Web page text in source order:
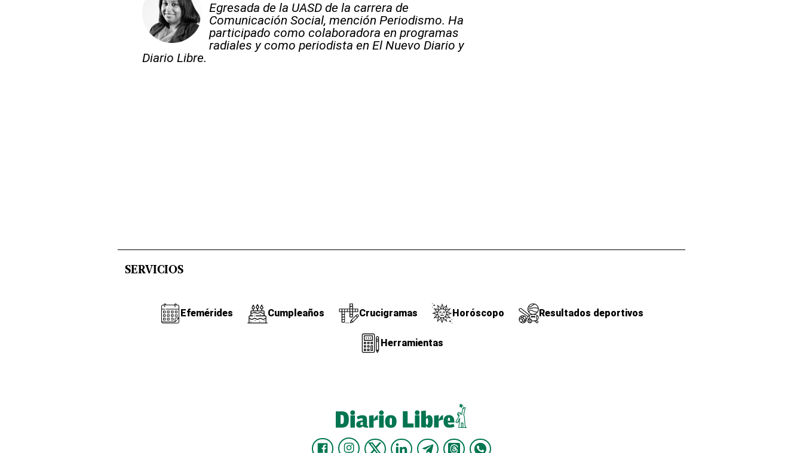
Egresada de la UASD de la carrera de
Comunicación Social, mención Periodismo. Ha
participado como colaboradora en programas
radiales y como periodista en El Nuevo Diario y
Diario Libre.
SERVICIOS
Efemérides Cumpleaños Crucigramas Horóscopo Resultados deportivos
Herramientas